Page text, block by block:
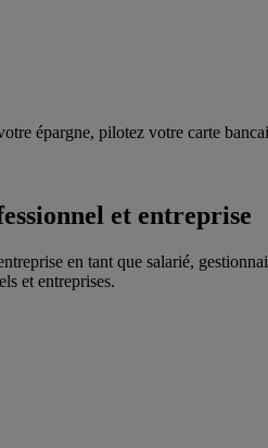
épargne, pilotez votre carte
et entreprise
en tant que salarié,
et entreprises.